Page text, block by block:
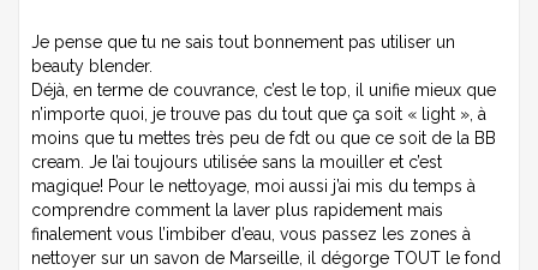
Je pense que tu ne sais tout bonnement pas utiliser un
beauty blender.
Déjà, en terme de couvrance, c’est le top, il unifie mieux que
n’importe quoi, je trouve pas du tout que ça soit « light », à
moins que tu mettes très peu de fdt ou que ce soit de la BB
cream. Je l’ai toujours utilisée sans la mouiller et c’est
magique! Pour le nettoyage, moi aussi j’ai mis du temps à
comprendre comment la laver plus rapidement mais
finalement vous l’imbiber d’eau, vous passez les zones à
nettoyer sur un savon de Marseille, il dégorge TOUT le fond